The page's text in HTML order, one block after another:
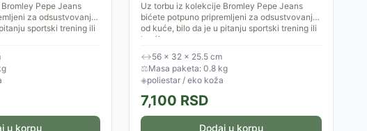
Pepe Jeans
za odsustvovanje
sportski trening ili
u korpu
Uz torbu iz kolekcije Bromley Pepe Jeans
bićete potpuno pripremljeni za odsustvovanje
od kuće, bilo da je u pitanju sportski trening ili
kraći put, a...
↔56 × 32 × 25.5 cm
⚖Masa paketa: 0.8 kg
◈poliestar / eko koža
7,100 RSD
Dodaj u korpu